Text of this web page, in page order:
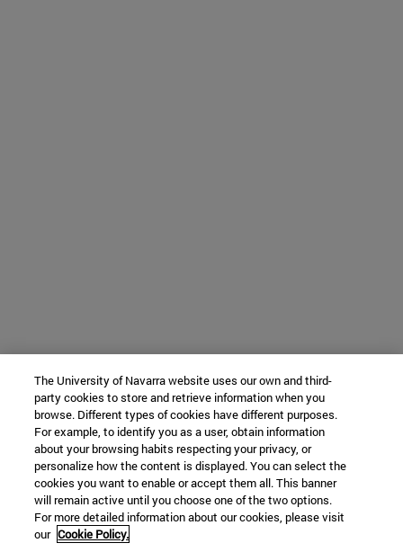
The University of Navarra website uses our own and third-
party cookies to store and retrieve information when you
browse. Different types of cookies have different purposes.
For example, to identify you as a user, obtain information
about your browsing habits respecting your privacy, or
personalize how the content is displayed. You can select the
cookies you want to enable or accept them all. This banner
will remain active until you choose one of the two options.
For more detailed information about our cookies, please visit
our Cookie Policy.